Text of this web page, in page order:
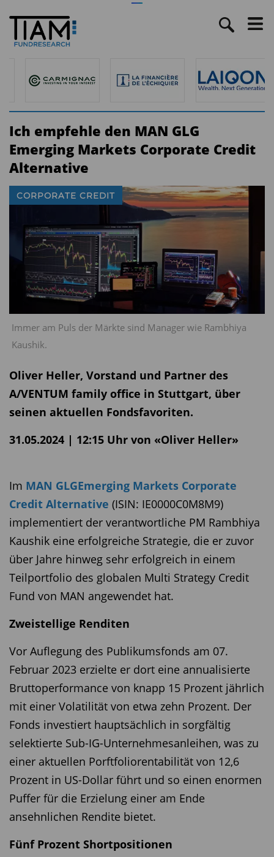
Ich empfehle den MAN GLG
Emerging Markets Corporate Credit
Alternative
Immer am Puls der Märkte sind Manager wie Rambhiya
Kaushik.
CORPORATE CREDIT
Oliver Heller, Vorstand und Partner des
A/VENTUM family office in Stuttgart, über
seinen aktuellen Fondsfavoriten.
31.05.2024 | 12:15 Uhr von «Oliver Heller»
Im MAN GLGEmerging Markets Corporate
Credit Alternative (ISIN: IE0000C0M8M9)
implementiert der verantwortliche PM Rambhiya
Kaushik eine erfolgreiche Strategie, die er zuvor
über Jahre hinweg sehr erfolgreich in einem
Teilportfolio des globalen Multi Strategy Credit
Fund von MAN angewendet hat.
Zweistellige Renditen
Vor Auflegung des Publikumsfonds am 07.
Februar 2023 erzielte er dort eine annualisierte
Bruttoperformance von knapp 15 Prozent jährlich
mit einer Volatilität von etwa zehn Prozent. Der
Fonds investiert hauptsächlich in sorgfältig
selektierte Sub-IG-Unternehmesanleihen, was zu
einer aktuellen Porftfoliorentabilität von 12,6
Prozent in US-Dollar führt und so einen enormen
Puffer für die Erzielung einer am Ende
ansehnlichen Rendite bietet.
Fünf Prozent Shortpositionen